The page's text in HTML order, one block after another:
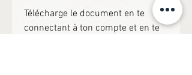
Télécharge le document en te
connectant à ton compte et en te